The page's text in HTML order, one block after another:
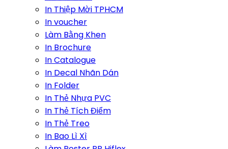
In Thiệp Mời TPHCM
In voucher
Làm Bằng Khen
In Brochure
In Catalogue
In Decal Nhãn Dán
In Folder
In Thẻ Nhựa PVC
In Thẻ Tích Điểm
In Thẻ Treo
In Bao Lì Xì